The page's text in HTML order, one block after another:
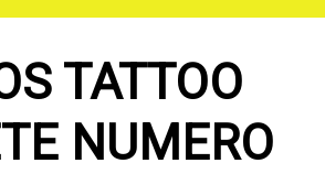
TATTOO
NUMERO